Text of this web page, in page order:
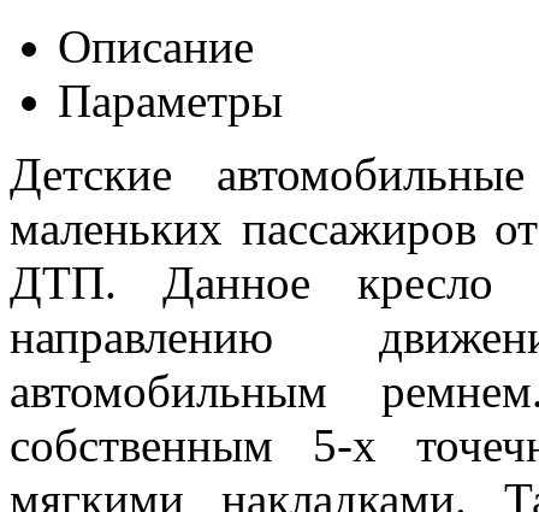
Описание
Параметры
Детские
маленьких пассажиров
ДТП. Данное кресло
направлению
автомобильным
собственным 5-х
мягкими накладками.